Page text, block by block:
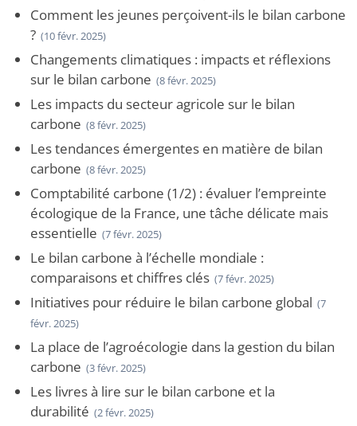
Comment les jeunes perçoivent-ils le bilan carbone
? (10 févr. 2025)
Changements climatiques : impacts et réflexions
sur le bilan carbone (8 févr. 2025)
Les impacts du secteur agricole sur le bilan
carbone (8 févr. 2025)
Les tendances émergentes en matière de bilan
carbone (8 févr. 2025)
Comptabilité carbone (1/2) : évaluer l’empreinte
écologique de la France, une tâche délicate mais
essentielle (7 févr. 2025)
Le bilan carbone à l’échelle mondiale :
comparaisons et chiffres clés (7 févr. 2025)
Initiatives pour réduire le bilan carbone global (7
févr. 2025)
La place de l’agroécologie dans la gestion du bilan
carbone (3 févr. 2025)
Les livres à lire sur le bilan carbone et la
durabilité (2 févr. 2025)